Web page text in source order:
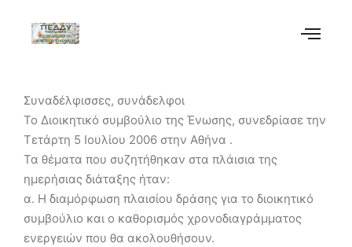
Συναδέλφισσες, συνάδελφοι
Το Διοικητικό συμβούλιο της Ένωσης, συνεδρίασε την
Τετάρτη 5 Ιουλίου 2006 στην Αθήνα .
Τα θέματα που συζητήθηκαν στα πλάισια της
ημερήσιας διάταξης ήταν:
α. Η διαμόρφωση πλαισίου δράσης για το διοικητικό
συμβούλιο και ο καθορισμός χρονοδιαγράμματος
ενεργειών που θα ακολουθήσουν.